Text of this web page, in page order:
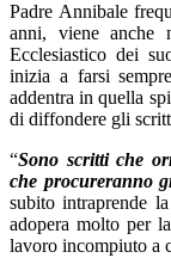
Padre Annibale
anni, viene anche
Ecclesiastico dei
inizia a farsi
addentra in quella
di diffondere gli
“Sono scritti che
che procureranno
subito intraprende
adopera molto per
lavoro incompiuto a